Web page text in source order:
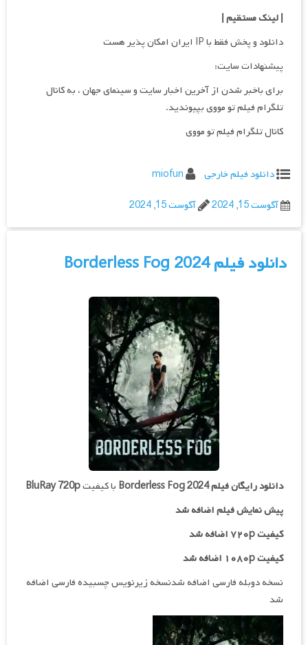
| لینک مستقیم|
دانلود و پخش فقط با IP ایران امکان پذیر هست
پیشنهادات سایت:
برای باخبر شدن از آخرین اخبار سایت و سینمای جهان ، به کانال
تلگرام فیلم تو مووی بپیوندید.
کانال تلگرام فیلم تو مووی
دانلود فیلم خارجی
miofun
آگوست 15, 2024
آگوست 15, 2024
دانلود فیلم Borderless Fog 2024
دانلود رایگان فیلمBorderless Fog 2024 با کیفیتBluRay 720p
پیش نمایش فیلم اضافه شد
کیفیت ۷۲۰p اضافه شد
کیفیت ۱۰۸۰p اضافه شد
نسخه دوبله فارسی اضافه شدنسخه زیرنویس چسبیده فارسی اضافه
شد